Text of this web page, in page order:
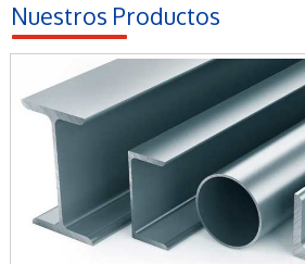
Nuestros Productos